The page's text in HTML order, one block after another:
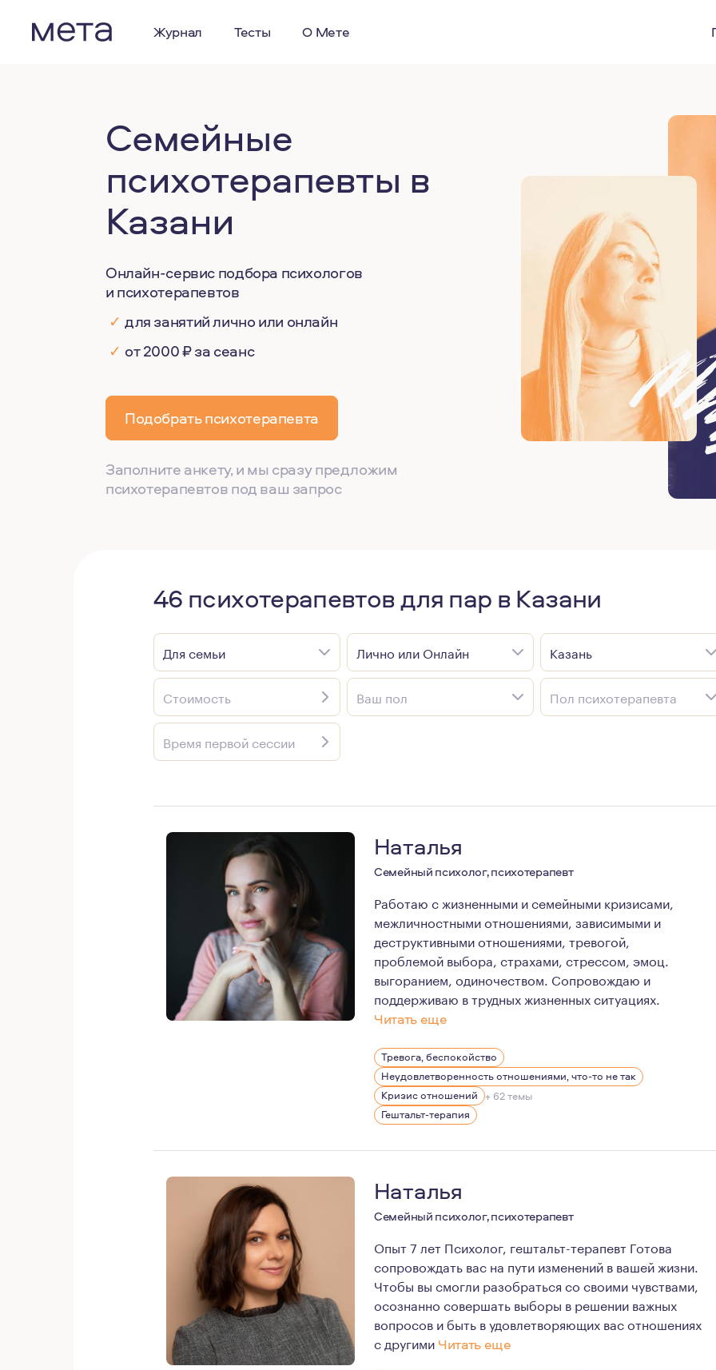
Журнал Тесты О Мете
Семейные
психотерапевты в
Казани
Онлайн-сервис подбора психологов
и психотерапевтов
✓ для занятий лично или онлайн
✓ от 2000 ₽ за сеанс
Подобрать психотерапевта
Заполните анкету, и мы сразу предложим
психотерапевтов под ваш запрос
46 психотерапевтов для пар в Казани
Для семьи Лично или Онлайн Казань
Стоимость Ваш пол Пол психотерапевта
Время первой сессии
Наталья
Семейный психолог, психотерапевт
Работаю с жизненными и семейными кризисами,
межличностными отношениями, зависимыми и
деструктивными отношениями, тревогой,
проблемой выбора, страхами, стрессом, эмоц.
выгоранием, одиночеством. Сопровождаю и
поддерживаю в трудных жизненных ситуациях.
Читать еще
Я пришла в психологию в момент проживания
На данный момент я имею достаточно опыта, знаний и
Люблю жизнь во всём её многообразии, активные
17 лет в стабильных отношениях, воспитываю 3 детей
Тревога, беспокойство
Неудовлетворенность отношениями, что-то не так
Кризис отношений + 62 темы
Гештальт-терапия
Наталья
Семейный психолог, психотерапевт
Опыт 7 лет Психолог, гештальт-терапевт Готова
сопровождать вас на пути изменений в вашей жизни.
Чтобы вы смогли разобраться со своими чувствами,
осознанно совершать выборы в решении важных
вопросов и быть в удовлетворяющих вас отношениях
с другими Читать еще